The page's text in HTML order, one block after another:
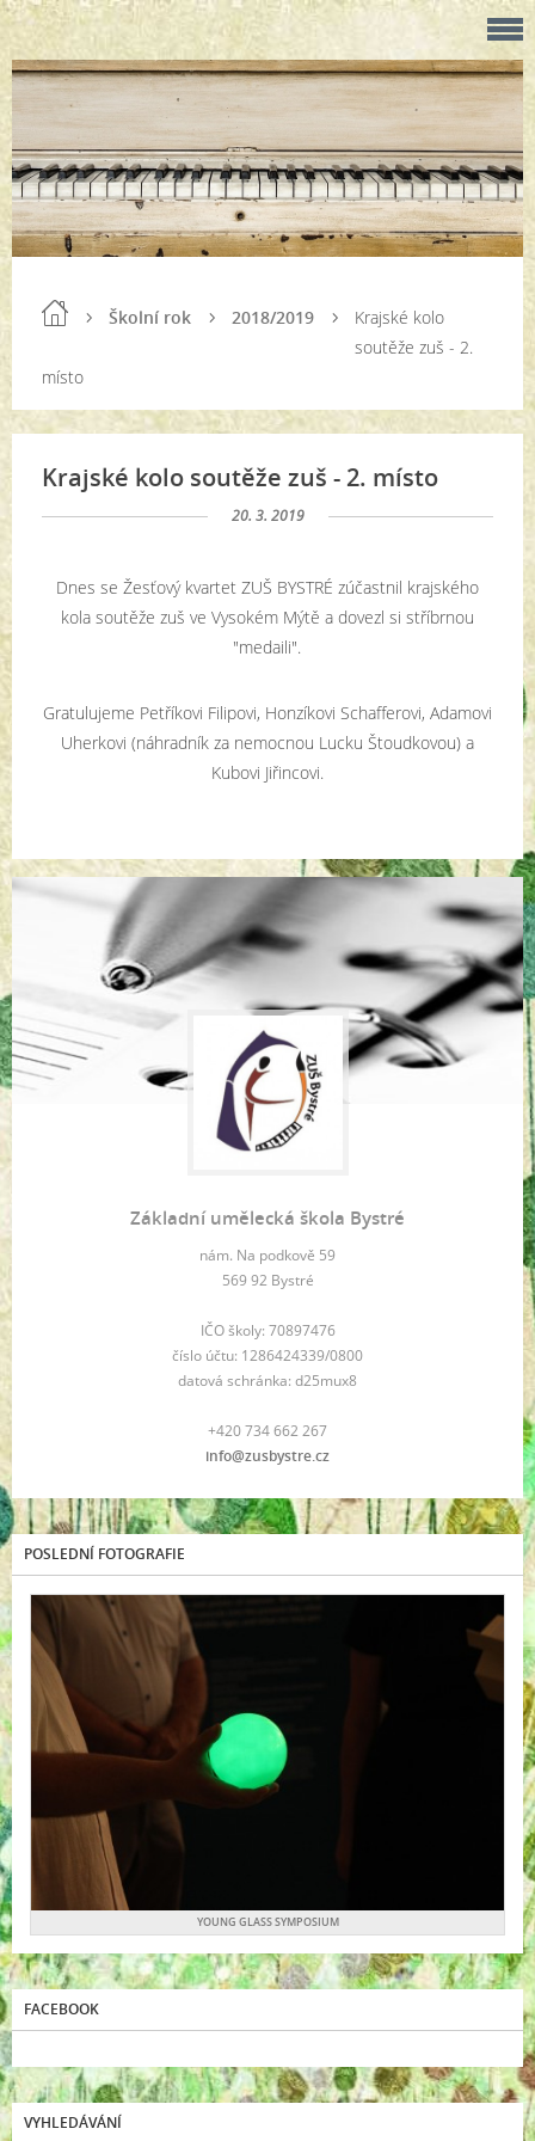
Školní rok 2018/2019
Krajské kolo
soutěže zuš - 2.
místo
Krajské kolo soutěže zuš - 2. místo
20. 3. 2019
Dnes se Žesťový kvartet ZUŠ BYSTRÉ zúčastnil krajského
kola soutěže zuš ve Vysokém Mýtě a dovezl si stříbrnou
"medaili".
Gratulujeme Petříkovi Filipovi, Honzíkovi Schafferovi, Adamovi
Uherkovi (náhradník za nemocnou Lucku Štoudkovou) a
Kubovi Jiřincovi.
Základní umělecká škola Bystré
nám. Na podkově 59
569 92 Bystré
IČO školy: 70897476
číslo účtu: 1286424339/0800
datová schránka: d25mux8
+420 734 662 267
info@zusbystre.cz
POSLEDNÍ FOTOGRAFIE
YOUNG GLASS SYMPOSIUM
FACEBOOK
VYHLEDÁVÁNÍ